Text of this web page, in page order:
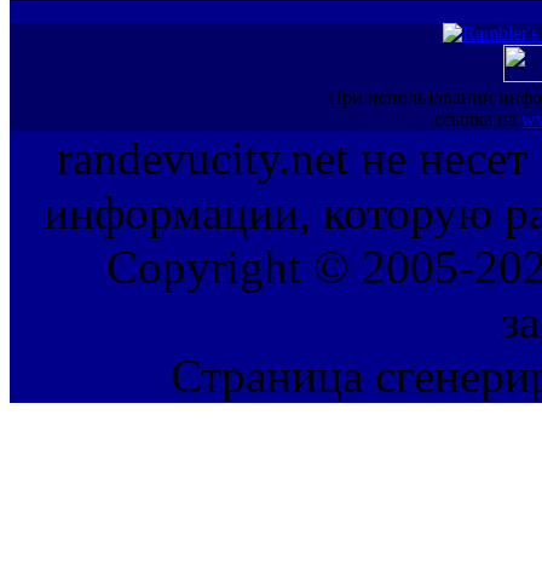
При использовании
ссылка на
randevucity.net не несет
информации, которую
Copyright © 2005-
Страница